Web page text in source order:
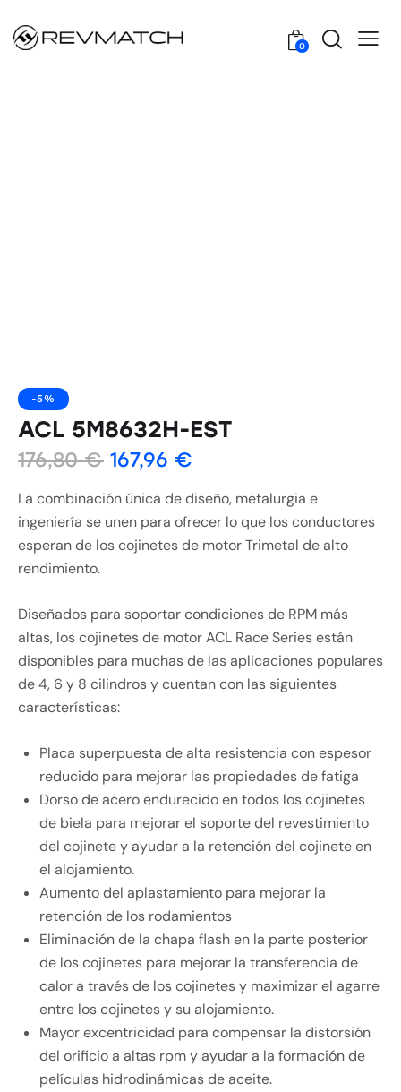
0
-5%
ACL 5M8632H-EST
176,80€ 167,96 €
La combinación única de diseño, metalurgia e
ingeniería se unen para ofrecer lo que los conductores
esperan de los cojinetes de motor Trimetal de alto
rendimiento.
Diseñados para soportar condiciones de RPM más
altas, los cojinetes de motor ACL Race Series están
disponibles para muchas de las aplicaciones populares
de 4, 6 y 8 cilindros y cuentan con las siguientes
características:
Placa superpuesta de alta resistencia con espesor
reducido para mejorar las propiedades de fatiga
Dorso de acero endurecido en todos los cojinetes
de biela para mejorar el soporte del revestimiento
del cojinete y ayudar a la retención del cojinete en
el alojamiento.
Aumento del aplastamiento para mejorar la
retención de los rodamientos
Eliminación de la chapa flash en la parte posterior
de los cojinetes para mejorar la transferencia de
calor a través de los cojinetes y maximizar el agarre
entre los cojinetes y su alojamiento.
Mayor excentricidad para compensar la distorsión
del orificio a altas rpm y ayudar a la formación de
películas hidrodinámicas de aceite.